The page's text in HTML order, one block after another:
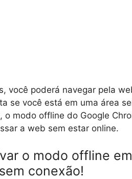
você poderá navegar pela
se você está em uma área
o modo offline do Google
a web sem estar online.
o modo offline
conexão!